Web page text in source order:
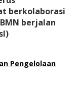
berkolaborasi
berjalan
Pengelolaan